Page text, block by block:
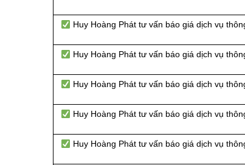
Huy Hoàng Phát tư vấn báo giá dịch vụ
Huy Hoàng Phát tư vấn báo giá dịch vụ
Huy Hoàng Phát tư vấn báo giá dịch vụ
Huy Hoàng Phát tư vấn báo giá dịch vụ
Huy Hoàng Phát tư vấn báo giá dịch vụ